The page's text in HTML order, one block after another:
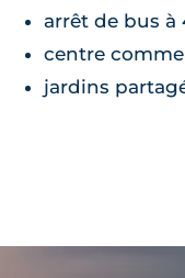
arrêt de bus à
centre
jardins